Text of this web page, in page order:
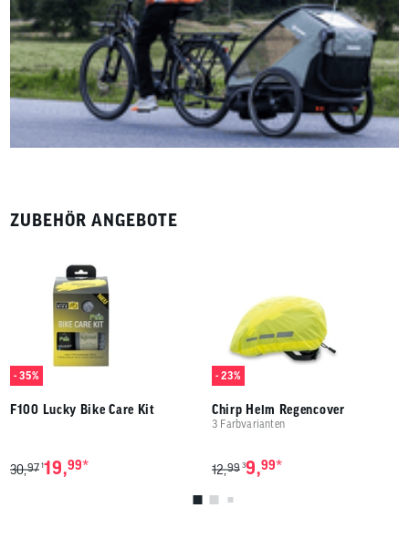
ZUBEHÖR ANGEBOTE
- 35%
F100 Lucky Bike Care Kit
30,97 119,99*
- 23%
Chirp Helm Regencover
3 Farbvarianten
12,99 39,99*